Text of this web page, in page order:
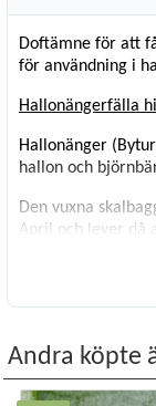
Doftämne för att
för användning i
Hallonängerfälla
Hallonänger
hallon och
Den vuxna
April och lever då
temperaturen
blommorna.
gömmer sig inne
Fällan har två sätt
Den har vita
Andra köpte